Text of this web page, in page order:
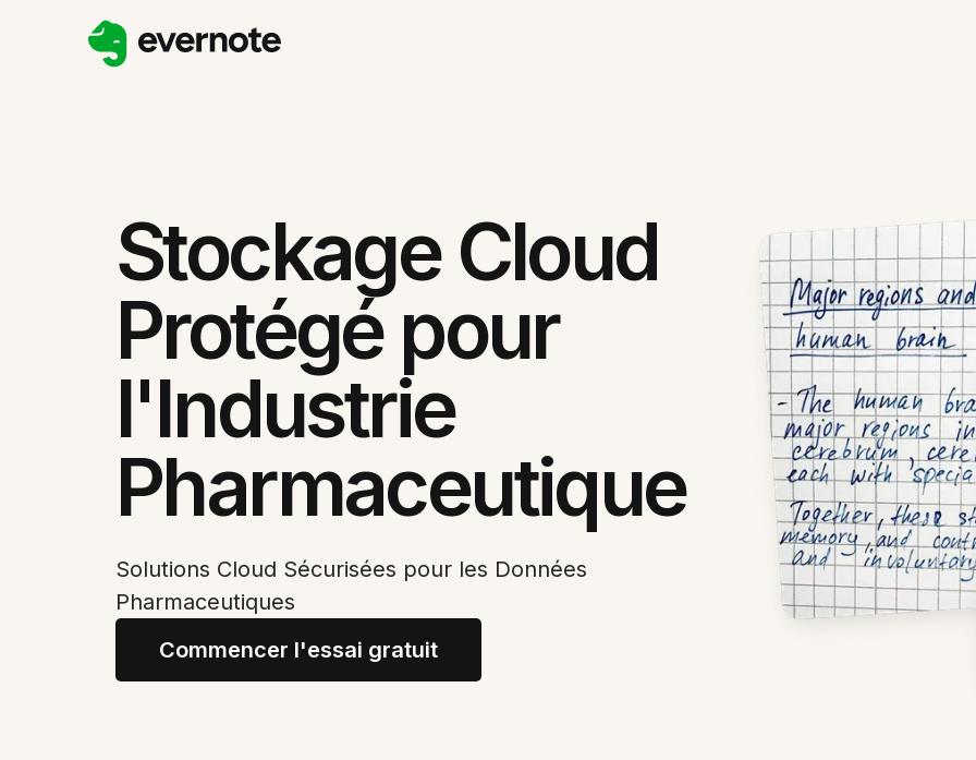
Stockage Cloud
Protégé pour
l'Industrie
Pharmaceutique
Solutions Cloud Sécurisées pour les Données
Pharmaceutiques
Commencer l'essai gratuit